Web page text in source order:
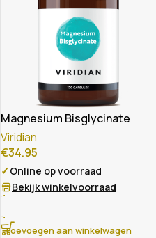
Magnesium Bisglycinate
Viridian
€34.95
✓Online op voorraad
Bekijk winkelvoorraad
Toevoegen aan winkelwagen